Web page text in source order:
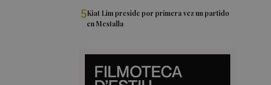
5Kiat Lim preside por primera vez un partido
en Mestalla